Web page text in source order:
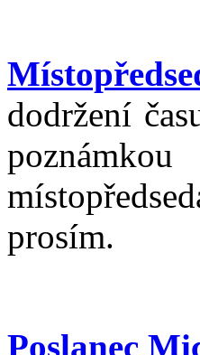
dodržení
prosím.
Poslanec